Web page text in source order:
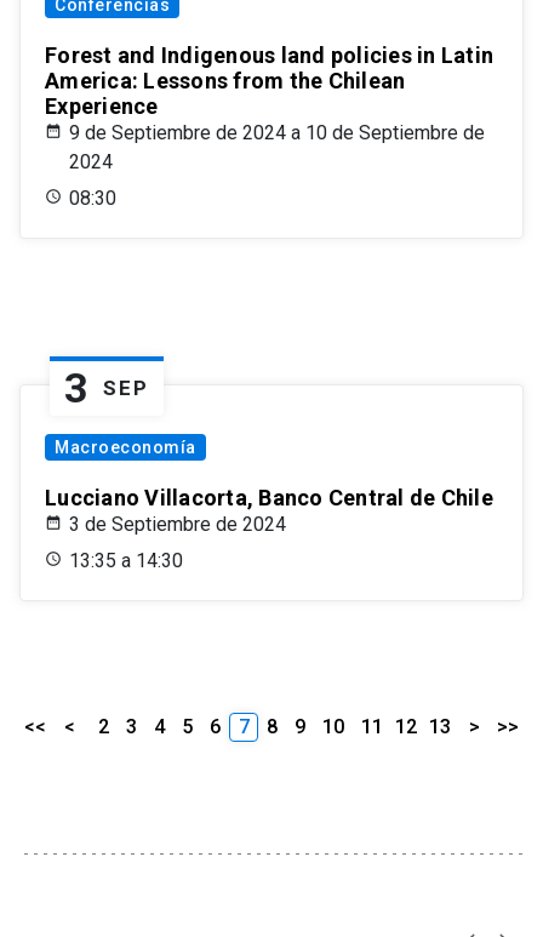
Conferencias
Forest and Indigenous land policies in Latin
America: Lessons from the Chilean
Experience
9 de Septiembre de 2024 a 10 de Septiembre de
2024
08:30
3 SEP
Macroeconomía
Lucciano Villacorta, Banco Central de Chile
3 de Septiembre de 2024
13:35 a 14:30
<< < 2 3 4 5 6 7 8 9 10 11 12 13 > >>